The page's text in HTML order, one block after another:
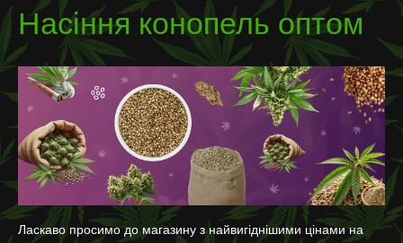
Насіння конопель оптом
Ласкаво просимо до магазину з найвигіднішими цінами на